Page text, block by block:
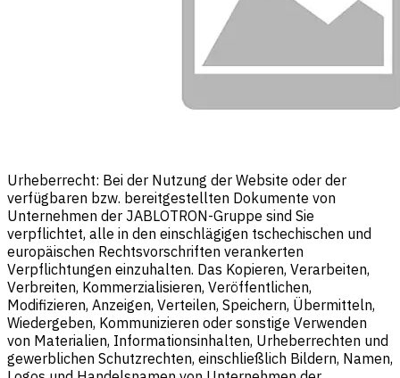
Urheberrecht: Bei der Nutzung der Website oder der
verfügbaren bzw. bereitgestellten Dokumente von
Unternehmen der JABLOTRON-Gruppe sind Sie
verpflichtet, alle in den einschlägigen tschechischen und
europäischen Rechtsvorschriften verankerten
Verpflichtungen einzuhalten. Das Kopieren, Verarbeiten,
Verbreiten, Kommerzialisieren, Veröffentlichen,
Modifizieren, Anzeigen, Verteilen, Speichern, Übermitteln,
Wiedergeben, Kommunizieren oder sonstige Verwenden
von Materialien, Informationsinhalten, Urheberrechten und
gewerblichen Schutzrechten, einschließlich Bildern, Namen,